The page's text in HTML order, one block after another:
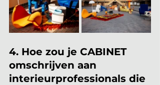
4. Hoe zou je CABINET
omschrijven aan
interieurprofessionals die